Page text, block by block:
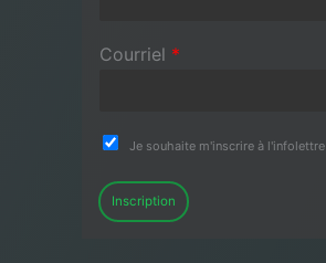
Courriel *
Je souhaite m'inscrire à l'infolettre
Inscription